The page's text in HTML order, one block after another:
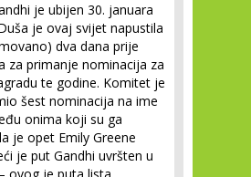
je ubijen 30. januara
je ovaj svijet napustila
dva dana prije
za primanje nominacija za
te godine. Komitet je
šest nominacija na ime
onima koji su ga
je opet Emily Greene
je put Gandhi uvršten u